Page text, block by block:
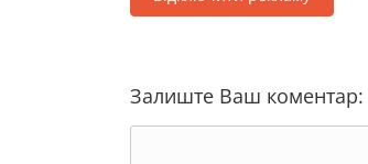
Залиште Ваш коментар: